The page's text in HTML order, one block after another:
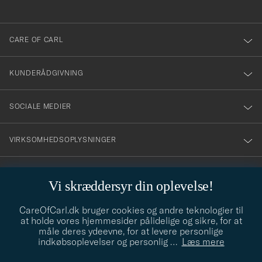
Vi skræddersyr din oplevelse!
CareOfCarl.dk bruger cookies og andre teknologier til
at holde vores hjemmesider pålidelige og sikre, for at
måle deres ydeevne, for at levere personlige
indkøbsoplevelser og personlig … Læs mere
dig
till
vårt
nyhetsbrev!
CARE OF CARL
KUNDERÅDGIVNING
SOCIALE MEDIER
VIRKSOMHEDSOPLYSNINGER
info@careofcarl.dk
Behøver du hjælp til at finde din stil? Lad os hjælpe dig, vi hjælper
gerne til!
STILRÅD